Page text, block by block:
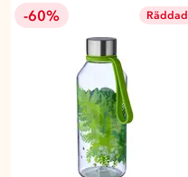
-60% Räddad